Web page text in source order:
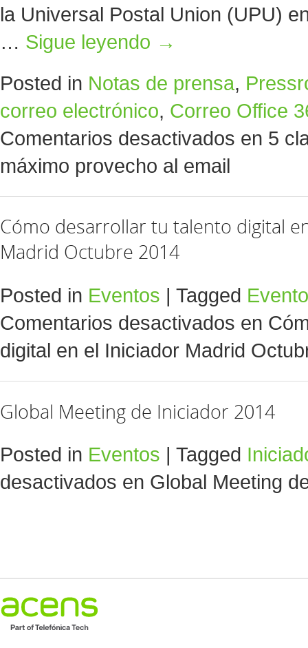
la Universal Postal Union (UPU)
… Sigue leyendo →
Posted in Notas de prensa,
correo electrónico, Correo Office
Comentarios desactivados en 5
máximo provecho al email
Cómo desarrollar tu talento digital
Madrid Octubre 2014
Posted in Eventos | Tagged
Comentarios desactivados en
digital en el Iniciador Madrid
Global Meeting de Iniciador 2014
Posted in Eventos | Tagged
desactivados en Global Meeting